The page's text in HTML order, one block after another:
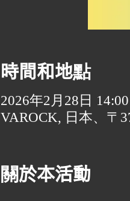
時間和地點
2026年2月28日
VAROCK, 日本、〒
關於本活動